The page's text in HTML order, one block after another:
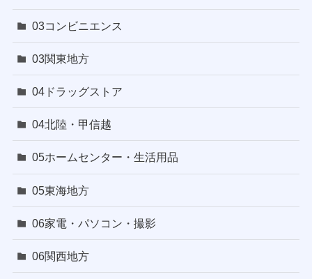
03コンビニエンス
03関東地方
04ドラッグストア
04北陸・甲信越
05ホームセンター・生活用品
05東海地方
06家電・パソコン・撮影
06関西地方